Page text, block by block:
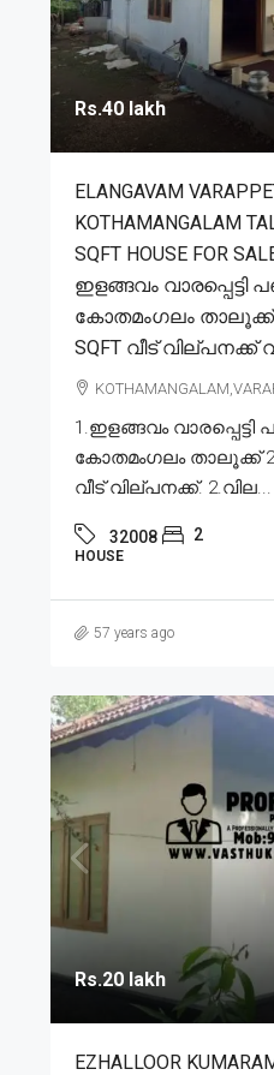
Rs.40 lakh
ELANGAVAM
KOTHAMANGALAM
SQFT HOUSE FOR
ഇളങ്ങവം
കോതമംഗലം താലൂക്ക്
SQFT വീട് വില്പനക്ക്
1.ഇളങ്ങവം
കോതമംഗലം താലൂക്ക്
വീട് വില്പനക്ക്. 2.വില...
32008 2
HOUSE
57 years ago
Rs.20 lakh
EZHALLOOR